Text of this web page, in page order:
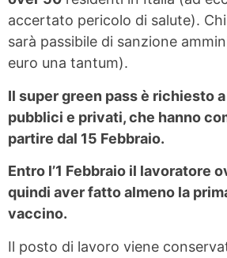
accertato pericolo di salute).
sarà passibile di sanzione
euro una tantum).
Il super green pass è richiesto
pubblici e privati, che hanno
partire dal 15 Febbraio.
Entro l’1 Febbraio il lavoratore
quindi aver fatto almeno la
vaccino.
Il posto di lavoro viene